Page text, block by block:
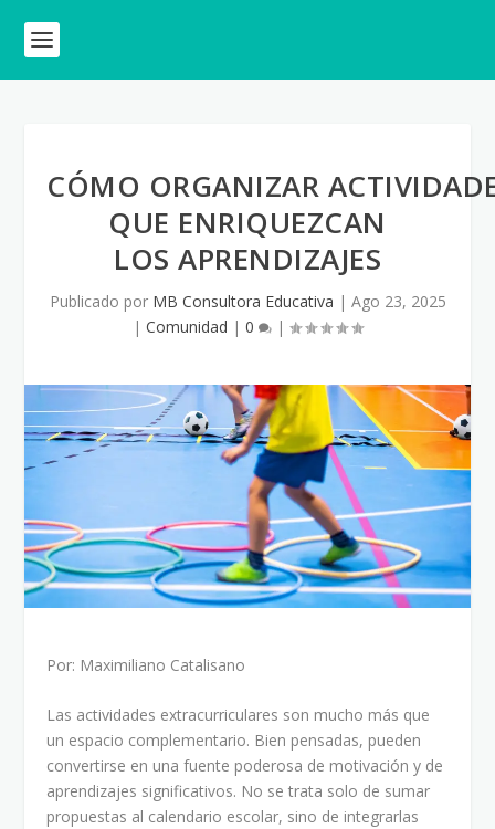
CÓMO ORGANIZAR
QUE ENRIQUEZCAN
LOS APRENDIZAJES
Publicado por MB Consultora Educativa | Ago 23, 2025
| Comunidad | 0 |
Por: Maximiliano Catalisano
Las actividades extracurriculares son mucho más que
un espacio complementario. Bien pensadas, pueden
convertirse en una fuente poderosa de motivación y de
aprendizajes significativos. No se trata solo de sumar
propuestas al calendario escolar, sino de integrarlas